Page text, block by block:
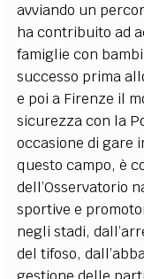
avviando un
ha contribuito ad
famiglie con
successo prima
e poi a Firenze il
sicurezza con la
occasione di gare
questo campo, è
dell’Osservatorio
sportive e
negli stadi,
del tifoso,